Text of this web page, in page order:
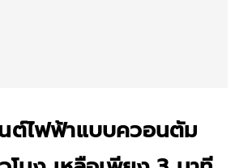
ต์ไฟฟ้าแบบควอนตัม